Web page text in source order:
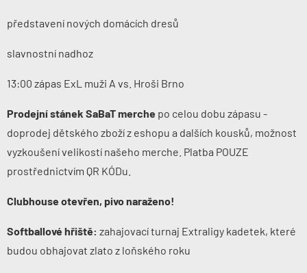
představení nových domácích dresů
slavnostní nadhoz
13:00 zápas ExL muži A vs. Hroši Brno
Prodejní stánek SaBaT merche po celou dobu zápasu -
doprodej dětského zboží z eshopu a dalších kousků, možnost
vyzkoušení velikostí našeho merche. Platba POUZE
prostřednictvím QR KÓDu.
Clubhouse otevřen, pivo naraženo!
Softballové hřiště: zahajovací turnaj Extraligy kadetek, které
budou obhajovat zlato z loňského roku